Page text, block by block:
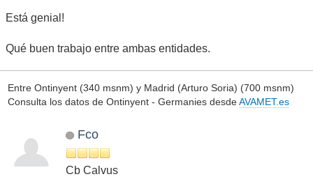
Está genial!
Qué buen trabajo entre ambas entidades.
Entre Ontinyent (340 msnm) y Madrid (Arturo Soria) (700 msnm)
Consulta los datos de Ontinyent - Germanies desdeAVAMET.es
Fco
Cb Calvus